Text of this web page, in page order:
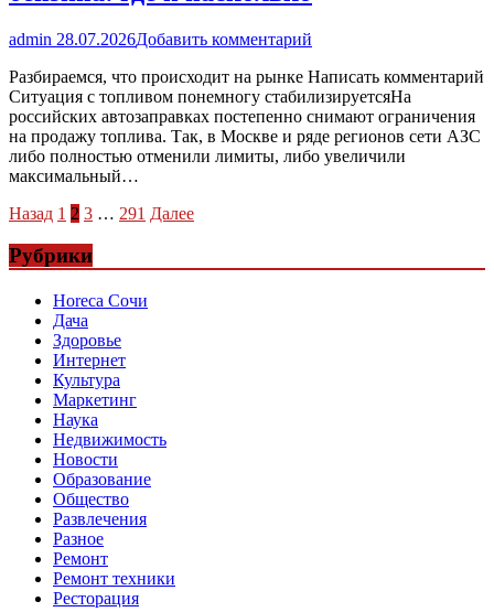
admin 28.07.2026Добавить комментарий
Разбираемся, что происходит на рынке Написать комментарий
Ситуация с топливом понемногу стабилизируетсяНа
российских автозаправках постепенно снимают ограничения
на продажу топлива. Так, в Москве и ряде регионов сети АЗС
либо полностью отменили лимиты, либо увеличили
максимальный…
Пагинация
записей
Назад 1 2 3 … 291 Далее
Рубрики
Horeca Сочи
Дача
Здоровье
Интернет
Культура
Маркетинг
Наука
Недвижимость
Новости
Образование
Общество
Развлечения
Разное
Ремонт
Ремонт техники
Ресторация